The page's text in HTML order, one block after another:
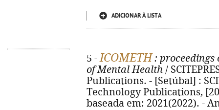
ADICIONAR À LISTA
5 -ICOMETH : proceedings
of Mental Health /
Publications. - [Setúbal] :
Technology Publications,
baseada em: 2021(2022). -